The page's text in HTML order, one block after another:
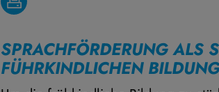
SPRACHFÖRDERUNG ALS
FÜHRKINDLICHEN